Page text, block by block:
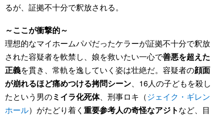
るが、証拠不十分で釈放される。
～ここが衝撃的～
理想的なマイホームパパだったケラーが証拠不十分で釈放
された容疑者を軟禁し、娘を救いたい一心で善悪を超えた
正義を貫き、常軌を逸していく姿は壮絶だ。容疑者の顔面
が崩れるほど痛めつける拷問シーン、16人の子どもを殺し
たという男のミイラ化死体、刑事ロキ（ジェイク・ギレン
ホール）がたどり着く 重要参考人の奇怪なアジトなど、目